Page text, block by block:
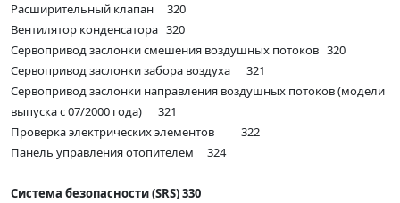
Расширительный клапан 320
Вентилятор конденсатора 320
Сервопривод заслонки смешения воздушных потоков 320
Сервопривод заслонки забора воздуха 321
Сервопривод заслонки направления воздушных потоков (модели
выпуска с 07/2000 года) 321
Проверка электрических элементов 322
Панель управления отопителем 324
Система безопасности (SRS) 330